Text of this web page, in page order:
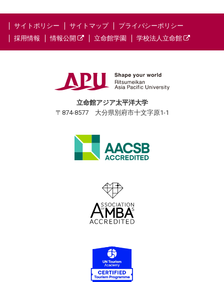
サイトポリシー サイトマップ
プライバシーポリシー
採用情報
情報公開 立命館学園 学校法人立命館
立命館アジア太平洋大学
〒874-8577 大分県別府市十文字原1-1